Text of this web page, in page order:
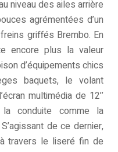
niveau des ailes arrière
agrémentées d’un
griffés Brembo. En
encore plus la valeur
d’équipements chics
baquets, le volant
multimédia de 12’’
conduite comme la
de ce dernier,
travers le liseré fin de